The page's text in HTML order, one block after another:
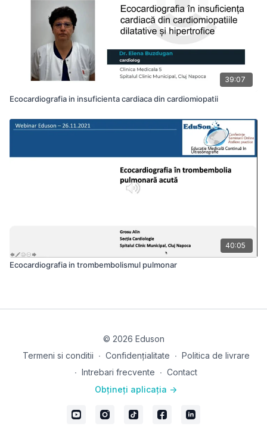
39:07
Ecocardiografia in insuficienta cardiaca din cardiomiopatii
40:05
Ecocardiografia in trombembolismul pulmonar
© 2026 Eduson
Termeni si conditii ∙ Confidențialitate ∙ Politica de livrare
∙ Intrebari frecvente ∙ Contact
Obțineți aplicația ->